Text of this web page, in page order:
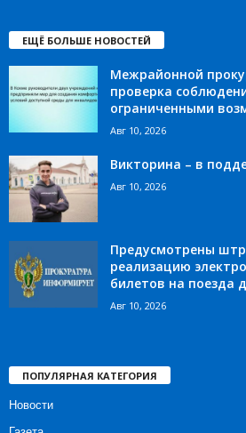
ЕЩЁ БОЛЬШЕ НОВОСТЕЙ
Межрайонной
проверка
ограниченными
Авг 10, 2026
Викторина – в
Авг 10, 2026
Предусмотрены
реализацию
билетов на поезда
Авг 10, 2026
ПОПУЛЯРНАЯ КАТЕГОРИЯ
Новости